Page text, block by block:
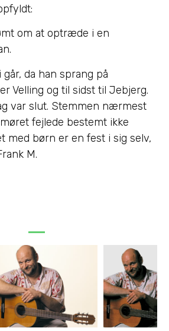
om at optræde i en
da han sprang på
Velling og til sidst til Jebjerg.
var slut. Stemmen nærmest
fejlede bestemt ikke
med børn er en fest i sig selv,
M.